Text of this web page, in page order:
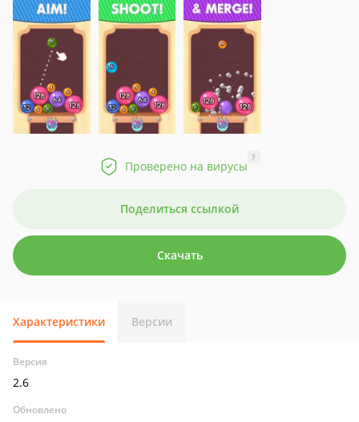
Проверено на вирусы
?
Поделиться ссылкой
Скачать
Характеристики Версии
Версия
2.6
Обновлено